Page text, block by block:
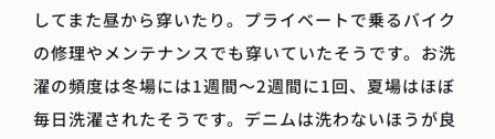
してまた昼から穿いたり。プライベートで乗るバイク
の修理やメンテナンスでも穿いていたそうです。お洗
濯の頻度は冬場には1週間～2週間に1回、夏場はほぼ
毎日洗濯されたそうです。デニムは洗わないほうが良